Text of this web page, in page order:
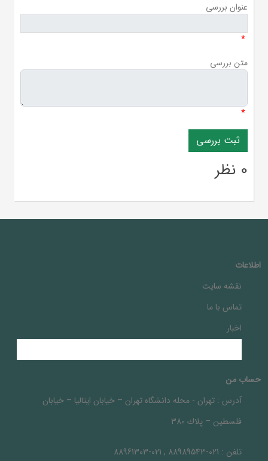
عنوان بررسی
*
متن بررسی
*
0 نظر
اطلاعات
نقشه سایت
تماس با ما
اخبار
حساب من
آدرس : تهران - محله دانشگاه تهران – خيابان ايتاليا – خيابان
فلسطين – پلاك 380
تلفن : 021-88989543 , 021-88961303